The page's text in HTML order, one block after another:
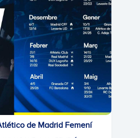
de Madrid Femení